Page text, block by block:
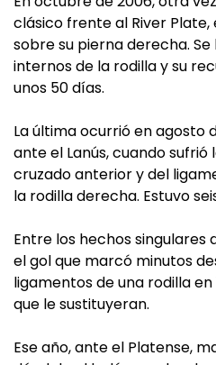
clásico frente al River
sobre su pierna derecha.
internos de la rodilla y su
unos 50 días.
La última ocurrió en agosto
ante el Lanús, cuando
cruzado anterior y del
la rodilla derecha. Estuvo
Entre los hechos
el gol que marcó minutos
ligamentos de una rodilla en
que le sustituyeran.
Ese año, ante el Platense,